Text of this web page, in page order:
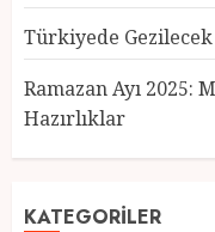
Türkiyede
Ramazan Ayı 2025:
Hazırlıklar
KATEGORILER